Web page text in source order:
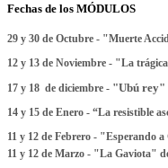
Fechas de los MÓDULOS
29 y 30 de Octubre - "Muerte
12 y 13 de Noviembre - "La
17 y 18 de diciembre - "Ubú rey"
14 y 15 de Enero - “La resistible
11 y 12 de Febrero - "Esperando
11 y 12 de Marzo - "La Gaviota"